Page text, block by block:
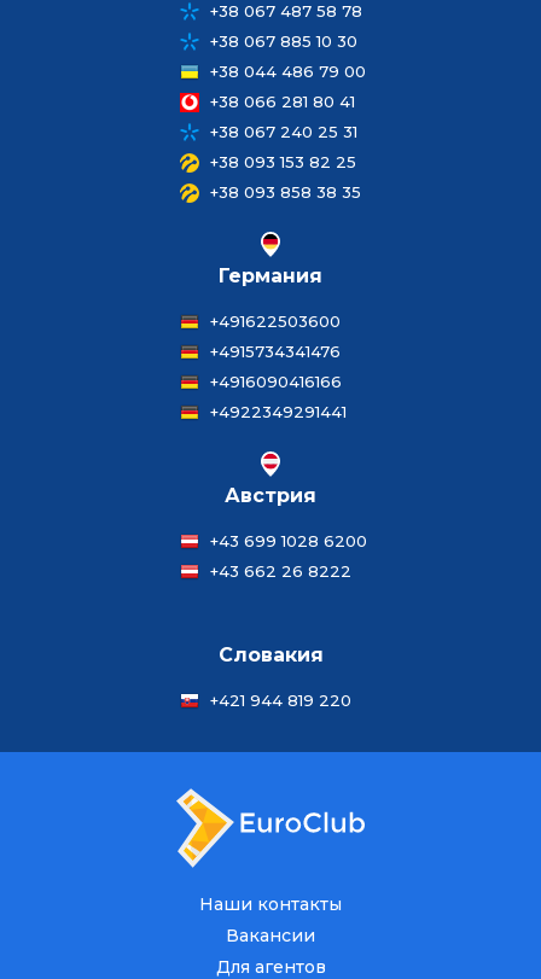
+38 067 487 58 78
+38 067 885 10 30
+38 044 486 79 00
+38 066 281 80 41
+38 067 240 25 31
+38 093 153 82 25
+38 093 858 38 35
Германия
+491622503600
+4915734341476
+4916090416166
+4922349291441
Австрия
+43 699 1028 6200
+43 662 26 8222
Словакия
+421 944 819 220
Наши контакты
Вакансии
Для агентов